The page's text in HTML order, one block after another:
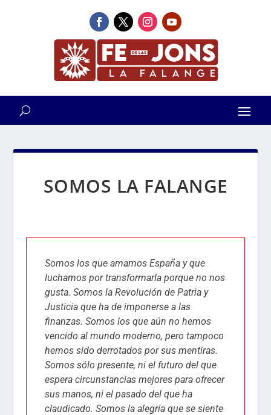
SOMOS LA FALANGE
Somos los que amamos España y que
luchamos por transformarla porque no nos
gusta. Somos la Revolución de Patria y
Justicia que ha de imponerse a las
finanzas. Somos los que aún no hemos
vencido al mundo moderno, pero tampoco
hemos sido derrotados por sus mentiras.
Somos sólo presente, ni el futuro del que
espera circunstancias mejores para ofrecer
sus manos, ni el pasado del que ha
claudicado. Somos la alegría que se siente